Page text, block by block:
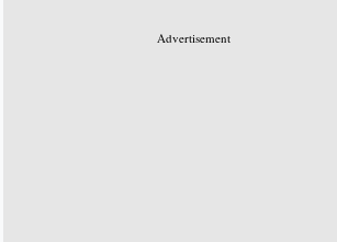
Advertisement